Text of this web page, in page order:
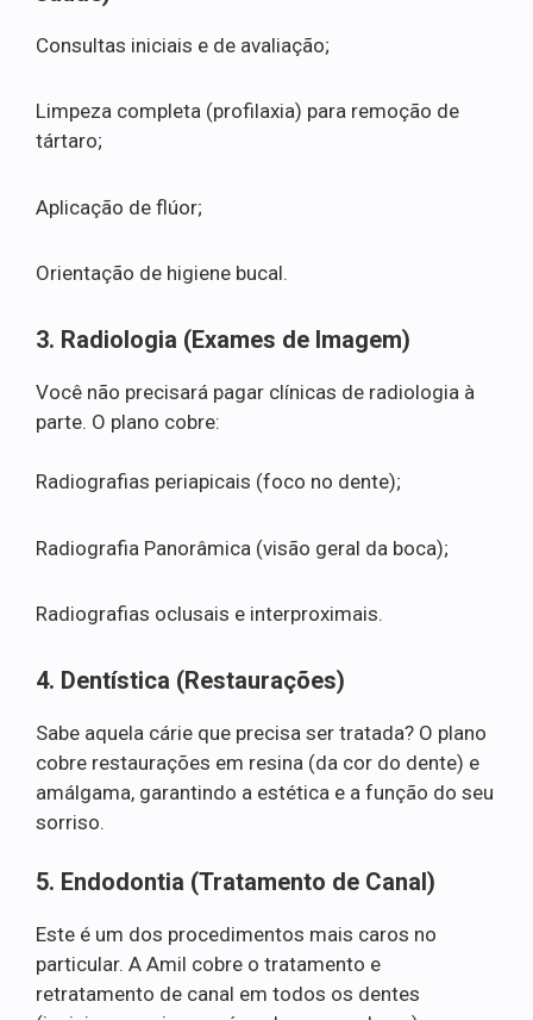
Consultas iniciais e de avaliação;
Limpeza completa (profilaxia) para remoção de
tártaro;
Aplicação de flúor;
Orientação de higiene bucal.
3. Radiologia (Exames de Imagem)
Você não precisará pagar clínicas de radiologia à
parte. O plano cobre:
Radiografias periapicais (foco no dente);
Radiografia Panorâmica (visão geral da boca);
Radiografias oclusais e interproximais.
4. Dentística (Restaurações)
Sabe aquela cárie que precisa ser tratada? O plano
cobre restaurações em resina (da cor do dente) e
amálgama, garantindo a estética e a função do seu
sorriso.
5. Endodontia (Tratamento de Canal)
Este é um dos procedimentos mais caros no
particular. A Amil cobre o tratamento e
retratamento de canal em todos os dentes